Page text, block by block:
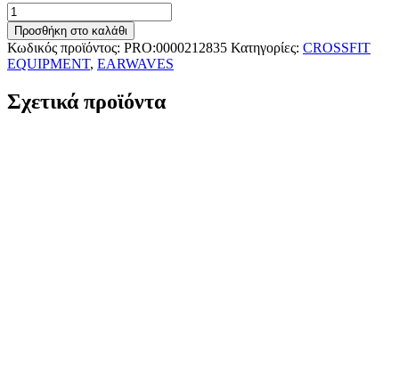
Earwaves
COMBA
DASH®
ROPE
ποσότητα
Προσθήκη στο καλάθι
Κωδικός προϊόντος: PRO:0000212835 Κατηγορίες: CROSSFIT
EQUIPMENT, EARWAVES
Σχετικά προϊόντα